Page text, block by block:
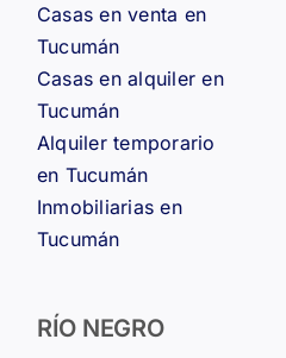
Casas en venta en
Tucumán
Casas en alquiler en
Tucumán
Alquiler temporario
en Tucumán
Inmobiliarias en
Tucumán
RÍO NEGRO